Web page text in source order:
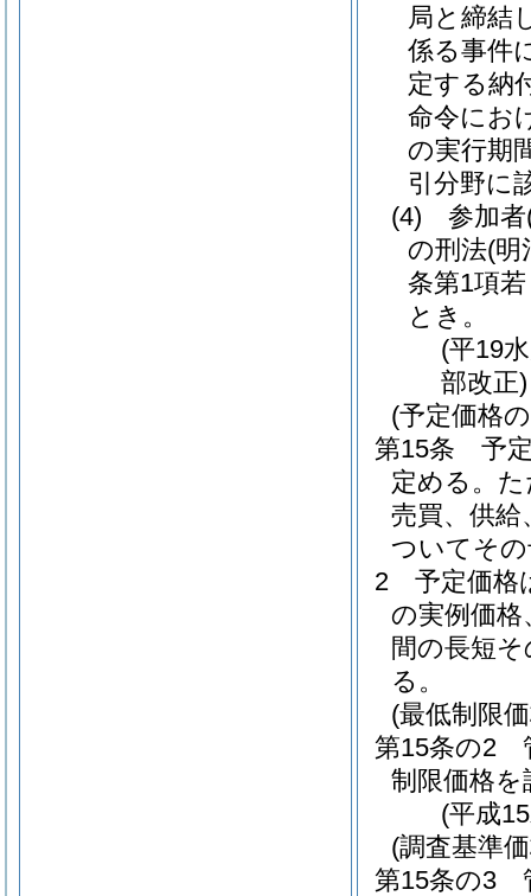
局と締結
係る事件
定する納
命令にお
の実行期
引分野に
(4)
参加者
の刑法(明
条第1項
とき。
(平19
部改正)
(予定価格
第15条
予
定める。 た
売買、供
ついてそ
2
予定価格
の実例価格
間の長短
る。
(最低制限
第15条の2
制限価格
(平成
(調査基準
第15条の3